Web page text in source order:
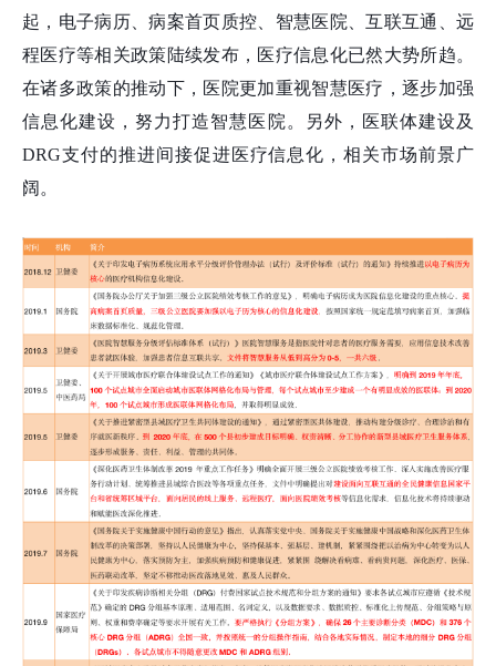
起，电子病历、病案首页质控、智慧医院、互联互通、远
程医疗等相关政策陆续发布，医疗信息化已然大势所趋。
在诸多政策的推动下，医院更加重视智慧医疗，逐步加强
信息化建设，努力打造智慧医院。另外，医联体建设及
DRG支付的推进间接促进医疗信息化，相关市场前景广
阔。